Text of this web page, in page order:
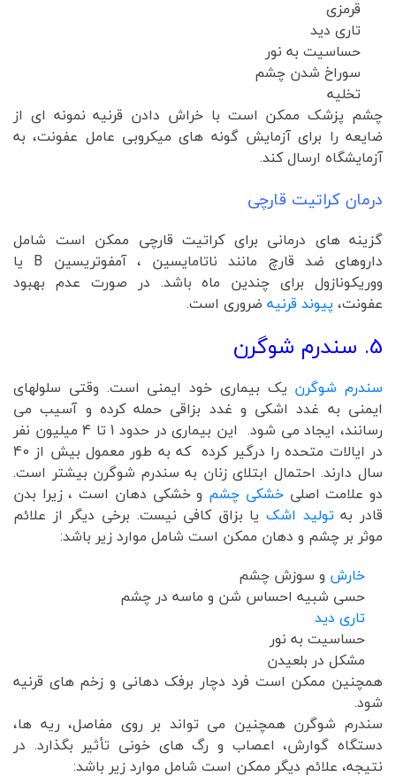
قرمزی
تاری دید
حساسیت به نور
سوراخ شدن چشم
تخلیه
چشم پزشک ممکن است با خراش دادن قرنیه نمونه ای از
ضایعه را برای آزمایش گونه های میکروبی عامل عفونت، به
آزمایشگاه ارسال کند.
درمان کراتیت قارچی
گزینه های درمانی برای کراتیت قارچی ممکن است شامل
داروهای ضد قارچ مانند ناتامایسین ، آمفوتریسین B یا
ووریکونازول برای چندین ماه باشد. در صورت عدم بهبود
عفونت، پیوند قرنیه ضروری است.
5. سندرم شوگرن
سندرم شوگرن یک بیماری خود ایمنی است. وقتی سلولهای
ایمنی به غدد اشکی و غدد بزاقی حمله کرده و آسیب می
رسانند، ایجاد می شود. این بیماری در حدود 1 تا 4 میلیون نفر
در ایالات متحده را درگیر کرده که به طور معمول بیش از 40
سال دارند. احتمال ابتلای زنان به سندرم شوگرن بیشتر است.
دو علامت اصلیخشکی چشم و خشکی دهان است ، زیرا بدن
قادر بهتولید اشکیا بزاق کافی نیست. برخی دیگر از علائم
موثر بر چشم و دهان ممکن است شامل موارد زیر باشد:
خارش و سوزش چشم
حسی شبیه احساس شن و ماسه در چشم
تاری دید
حساسیت به نور
مشکل در بلعیدن
همچنین ممکن است فرد دچار برفک دهانی و زخم های قرنیه
شود.
سندرم شوگرن همچنین می تواند بر روی مفاصل، ریه ها،
دستگاه گوارش، اعصاب و رگ های خونی تأثیر بگذارد. در
نتیجه، علائم دیگر ممکن است شامل موارد زیر باشد: